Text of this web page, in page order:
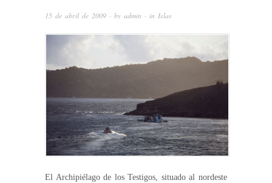
15 de abril de 2009 · by admin · in Islas
El Archipiélago de los Testigos, situado al nordeste